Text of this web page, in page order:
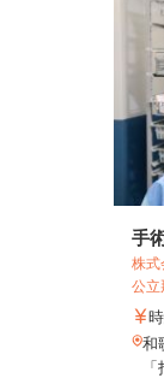
手
株
公立
和